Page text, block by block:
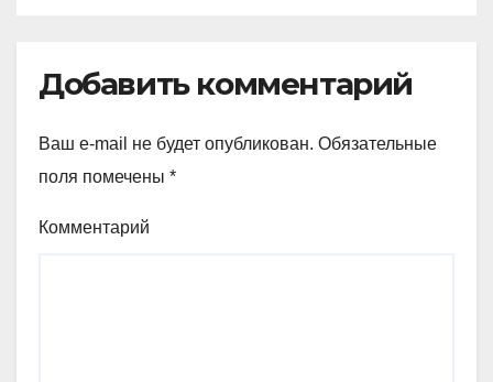
Добавить комментарий
Ваш e-mail не будет опубликован. Обязательные
поля помечены *
Комментарий